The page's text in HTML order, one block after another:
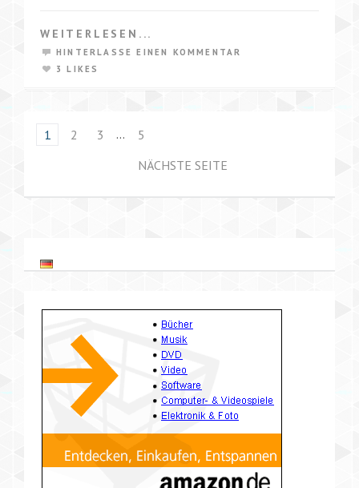
WEITERLESEN...
HINTERLASSE EINEN KOMMENTAR
3 LIKES
1 2 3 …
5
NÄCHSTE SEITE